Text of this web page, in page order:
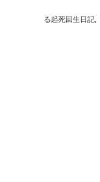
る起死回生日記,